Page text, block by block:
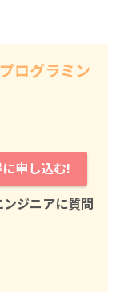
ログラミン
申し込む!
ジニアに質問